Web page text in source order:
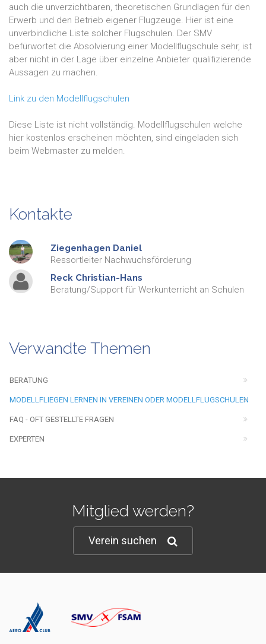
auch die unverzichtbaren, theoretischen Grundlagen für den
Erwerb und den Betrieb eigener Flugzeuge. Hier ist eine
unverbindliche Liste solcher Flugschulen. Der SMV
befürwortet die Absolvierung einer Modellflugschule sehr, ist
aber nicht in der Lage über einzelne Anbieter qualifizierende
Aussagen zu machen.
Link zu den Modellflugschulen
Diese Liste ist nicht vollständig. Modellflugschulen welche
hier kostenlos erscheinen möchten, sind eingeladen sich
beim Webmaster zu melden.
Kontakte
Ziegenhagen Daniel
Ressortleiter Nachwuchsförderung
Reck Christian-Hans
Beratung/Support für Werkunterricht an Schulen
Verwandte Themen
BERATUNG
MODELLFLIEGEN LERNEN IN VEREINEN ODER MODELLFLUGSCHULEN
FAQ - OFT GESTELLTE FRAGEN
EXPERTEN
Mitglied werden?
Verein suchen